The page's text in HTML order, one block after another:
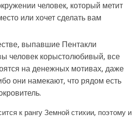
человек, который метит
или хочет сделать вам
выпавшие Пентакли
человек корыстолюбивый, все
на денежных мотивах, даже
они намекают, что рядом есть
к рангу Земной стихии, поэтому и